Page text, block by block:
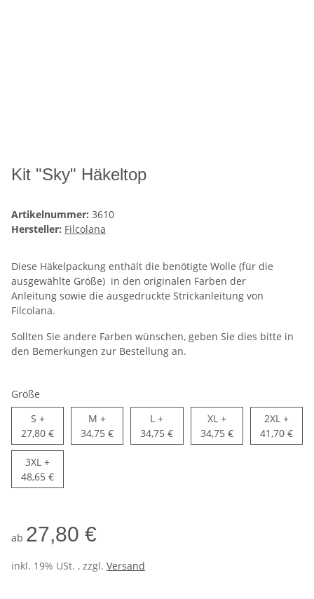
Kit "Sky" Häkeltop
Artikelnummer: 3610
Hersteller: Filcolana
Diese Häkelpackung enthält die benötigte Wolle (für die
ausgewählte Größe) in den originalen Farben der
Anleitung sowie die ausgedruckte Strickanleitung von
Filcolana.
Sollten Sie andere Farben wünschen, geben Sie dies bitte in
den Bemerkungen zur Bestellung an.
Größe
S S
+
27,80 €
MM
+
34,75 €
LL
+
34,75 €
XL XL
+
34,75 €
2XL 2XL
+
41,70 €
3XL3XL
+
48,65 €
ab 27,80 €
inkl. 19% USt. , zzgl. Versand